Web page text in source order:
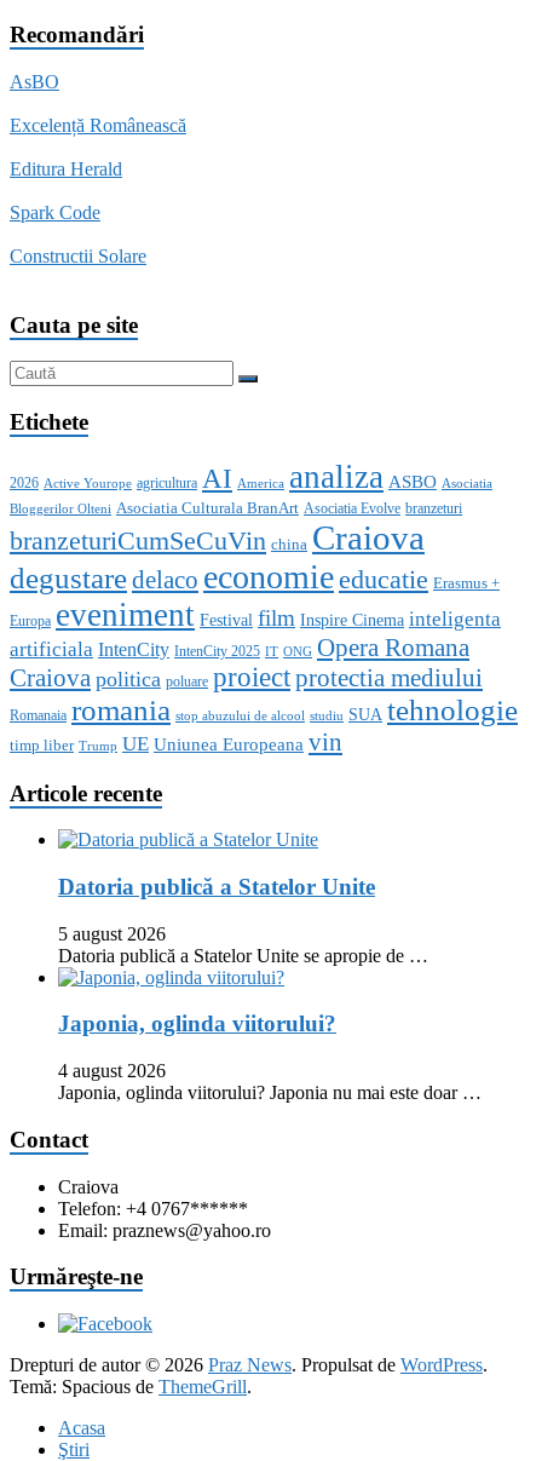
Recomandări
AsBO
Excelență Românească
Editura Herald
Spark Code
Constructii Solare
Cauta pe site
Etichete
2026 Active Yourope agricultura AI America analiza ASBO Asociatia
Bloggerilor Olteni Asociatia Culturala BranArt Asociatia Evolve branzeturi
branzeturiCumSeCuVin china Craiova
degustaredelaco economieeducatie Erasmus +
Europa eveniment Festival film Inspire Cinema inteligenta
artificiala IntenCity IntenCity 2025 IT ONG Opera Romana
Craiova politica poluare proiectprotectia mediului
Romanaia romania stop abuzului de alcool studiu SUA tehnologie
timp liber Trump UE Uniunea Europeana vin
Articole recente
Datoria publică a Statelor Unite
5 august 2026
Datoria publică a Statelor Unite se apropie de …
Japonia, oglinda viitorului?
4 august 2026
Japonia, oglinda viitorului? Japonia nu mai este doar …
Contact
Craiova
Telefon: +4 0767******
Email: praznews@yahoo.ro
Urmăreşte-ne
Drepturi de autor © 2026 Praz News. Propulsat de WordPress.
Temă: Spacious de ThemeGrill.
Acasa
Ştiri